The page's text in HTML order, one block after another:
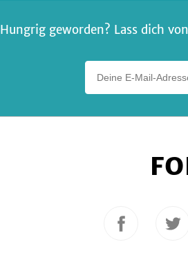
Hungrig geworden? Lass dich
Folge